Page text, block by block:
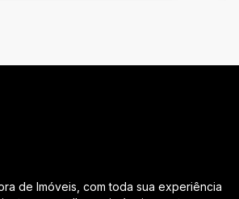
de Imóveis, com toda sua experiência